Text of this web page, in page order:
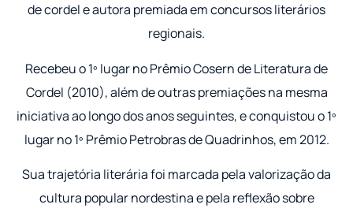
de cordel e autora premiada em concursos literários
regionais.
Recebeu o 1º lugar no Prêmio Cosern de Literatura de
Cordel (2010), além de outras premiações na mesma
iniciativa ao longo dos anos seguintes, e conquistou o 1º
lugar no 1º Prêmio Petrobras de Quadrinhos, em 2012.
Sua trajetória literária foi marcada pela valorização da
cultura popular nordestina e pela reflexão sobre